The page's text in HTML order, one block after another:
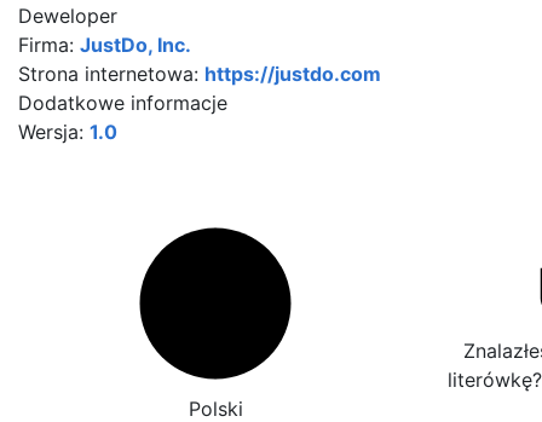
Deweloper
Firma: JustDo, Inc.
Strona internetowa: https://justdo.com
Dodatkowe informacje
Wersja: 1.0
Polski